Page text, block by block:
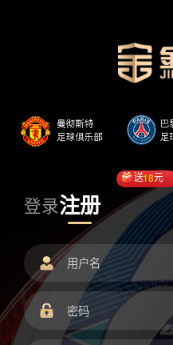
登录注册
送18元